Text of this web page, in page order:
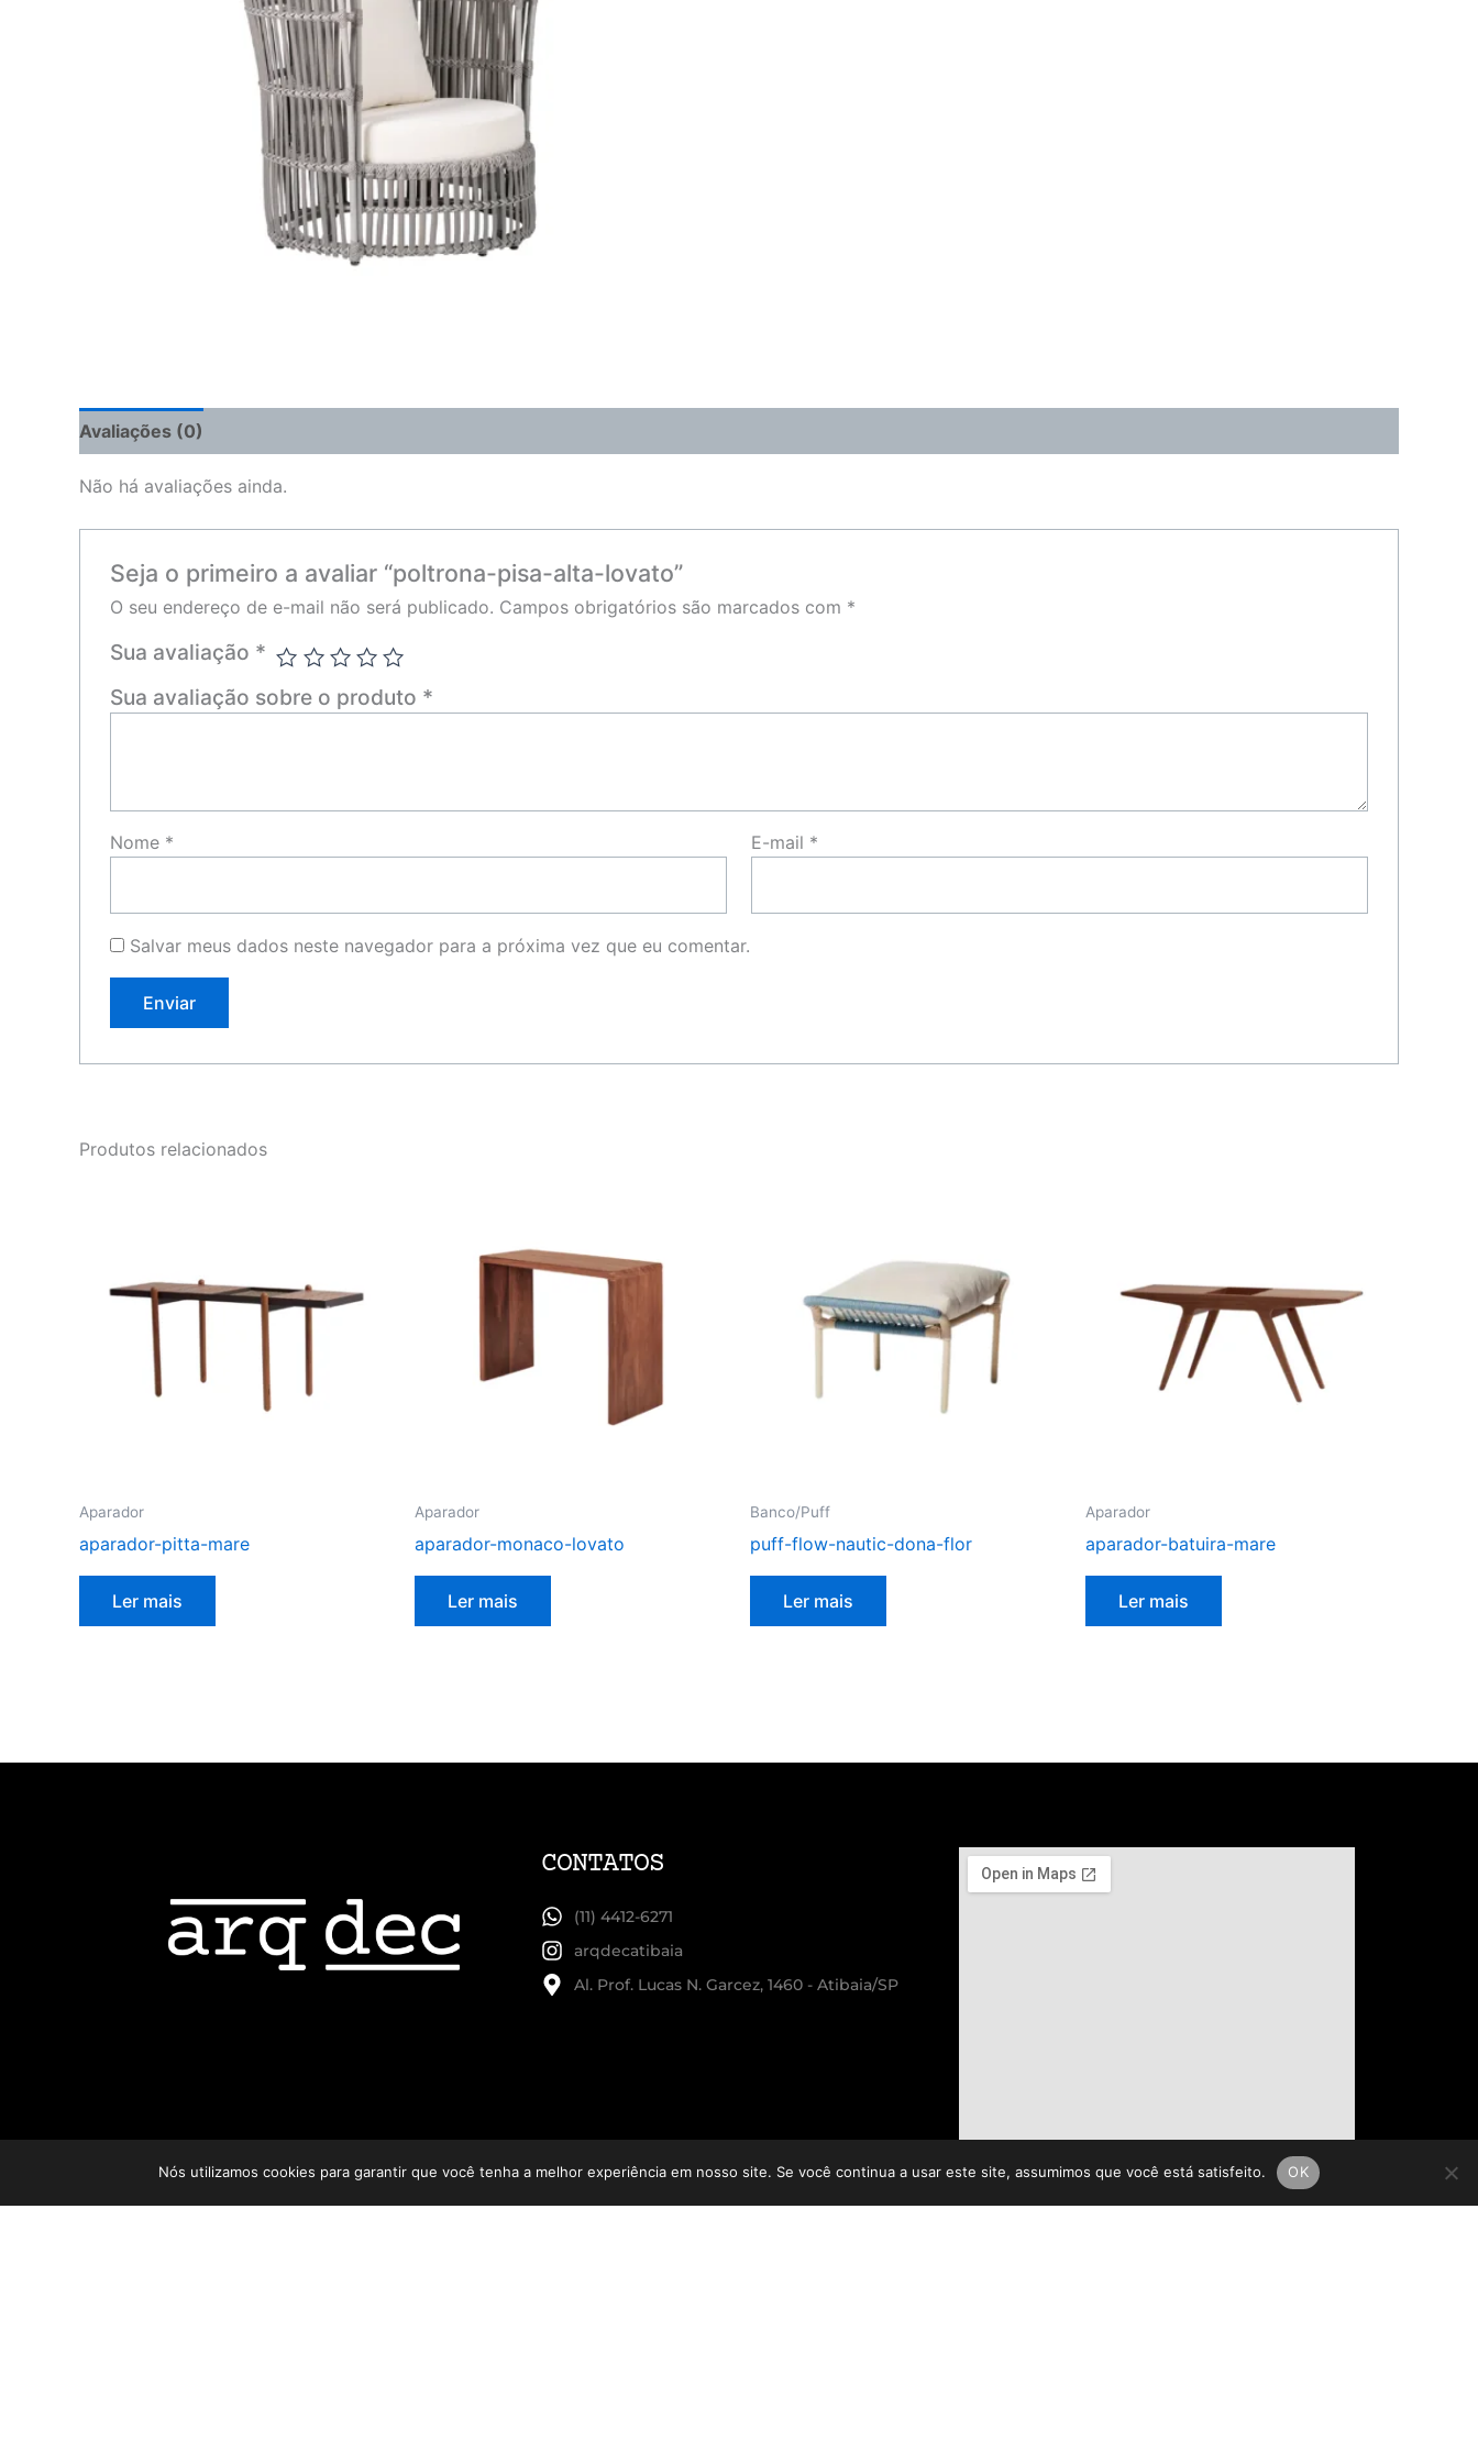
Avaliações (0)
Não há avaliações ainda.
Seja o primeiro a avaliar “poltrona-pisa-alta-lovato”
O seu endereço de e-mail não será publicado. Campos obrigatórios são marcados com *
Sua avaliação *
Sua avaliação sobre o produto *
Nome * E-mail *
Salvar meus dados neste navegador para a próxima vez que eu comentar.
Produtos relacionados
Aparador
aparador-pitta-mare
Ler mais
Aparador
aparador-monaco-lovato
Ler mais
Banco/Puff
puff-flow-nautic-dona-flor
Ler mais
Aparador
aparador-batuira-mare
Ler mais
CONTATOS
(11) 4412-6271
arqdecatibaia
Al. Prof. Lucas N. Garcez, 1460 - Atibaia/SP
Nós utilizamos cookies para garantir que você tenha a melhor experiência em nosso site. Se você continua a usar este site, assumimos que você está satisfeito. OK